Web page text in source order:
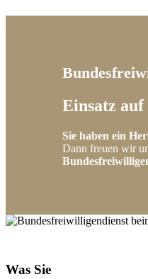
Einsatz
Sie haben ein
Dann freuen wir
Was Sie